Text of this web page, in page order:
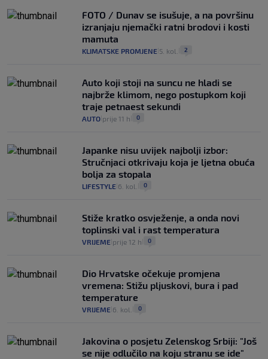
FOTO / Dunav se isušuje, a na površinu
izranjaju njemački ratni brodovi i kosti
mamuta
KLIMATSKE PROMJENE 5. kol. 2
Auto koji stoji na suncu ne hladi se
najbrže klimom, nego postupkom koji
traje petnaest sekundi
AUTO prije 11 h 0
Japanke nisu uvijek najbolji izbor:
Stručnjaci otkrivaju koja je ljetna obuća
bolja za stopala
LIFESTYLE 6. kol. 0
Stiže kratko osvježenje, a onda novi
toplinski val i rast temperatura
VRIJEME prije 12 h 0
Dio Hrvatske očekuje promjena
vremena: Stižu pljuskovi, bura i pad
temperature
VRIJEME 6. kol. 0
Jakovina o posjetu Zelenskog Srbiji: "Još
se nije odlučilo na koju stranu se ide"